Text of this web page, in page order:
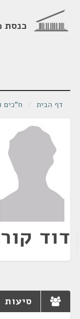
כנסת
דף הבית / ח"כים
דוד
סיעות